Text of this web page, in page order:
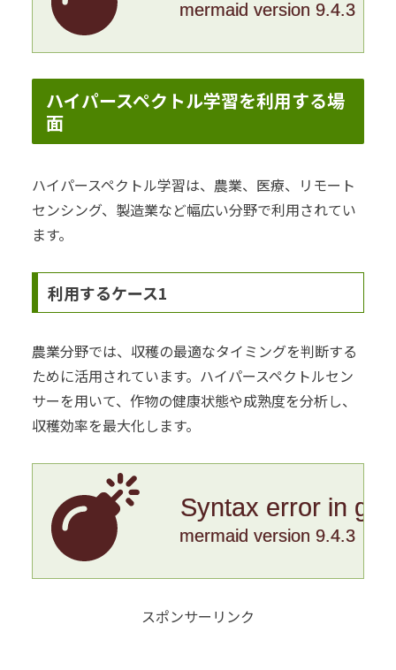
mermaid version 9.4.3
ハイパースペクトル学習を利用する場
面
ハイパースペクトル学習は、農業、医療、リモート
センシング、製造業など幅広い分野で利用されてい
ます。
利用するケース1
農業分野では、収穫の最適なタイミングを判断する
ために活用されています。ハイパースペクトルセン
サーを用いて、作物の健康状態や成熟度を分析し、
収穫効率を最大化します。
Syntax error in
mermaid version 9.4.3
スポンサーリンク